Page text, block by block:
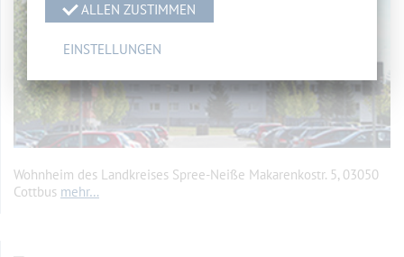
Wohnheim des Landkreises Spree-Neiße Makarenkostr. 5, 03050
Cottbus mehr…
ALLEN ZUSTIMMEN
EINSTELLUNGEN